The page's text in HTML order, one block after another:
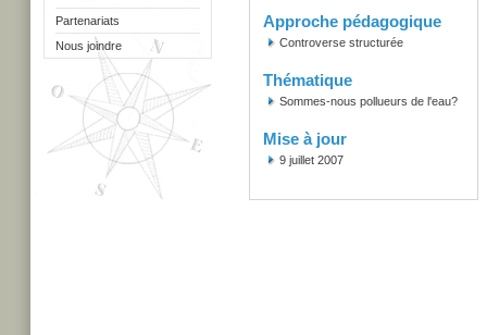
Partenariats
Nous joindre
Approche pédagogique
Controverse structurée
Thématique
Sommes-nous pollueurs de l'eau?
Mise à jour
9 juillet 2007